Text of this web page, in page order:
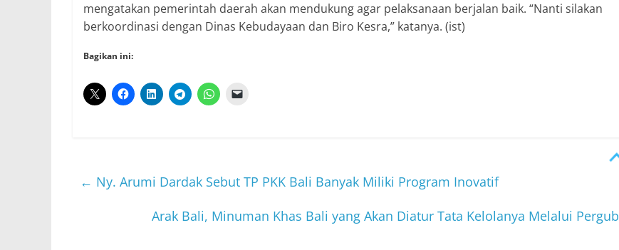
mengatakan pemerintah daerah akan mendukung agar pelaksanaan berjalan baik. “Nanti silakan
berkoordinasi dengan Dinas Kebudayaan dan Biro Kesra,” katanya. (ist)
Bagikan ini:
← Ny. Arumi Dardak Sebut TP PKK Bali Banyak Miliki Program Inovatif
Arak Bali, Minuman Khas Bali yang Akan Diatur Tata Kelolanya Melalui Pergub